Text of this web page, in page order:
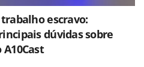
escravo:
dúvidas sobre